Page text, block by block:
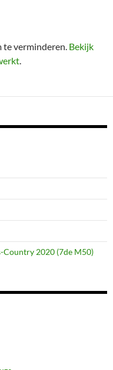
te verminderen. Bekijk
.
Country 2020 (7de M50)